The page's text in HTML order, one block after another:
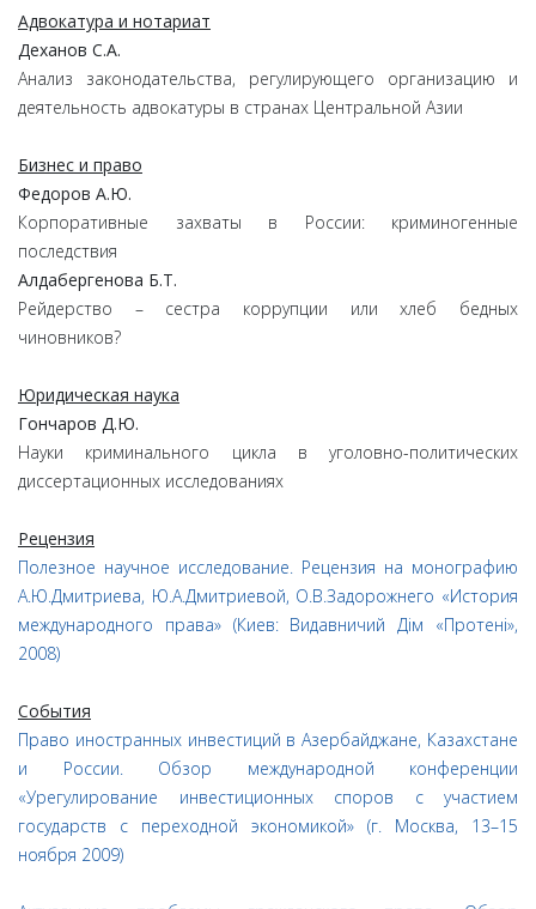
Адвокатура и нотариат
Деханов С.А.
Анализ законодательства, регулирующего организацию и
деятельность адвокатуры в странах Центральной Азии
Бизнес и право
Федоров А.Ю.
Корпоративные захваты в России: криминогенные
последствия
Алдабергенова Б.Т.
Рейдерство – сестра коррупции или хлеб бедных
чиновников?
Юридическая наука
Гончаров Д.Ю.
Науки криминального цикла в уголовно-политических
диссертационных исследованиях
Рецензия
Полезное научное исследование. Рецензия на монографию
A.Ю.Дмитриева, Ю.А.Дмитриевой, О.В.Задорожнего «История
международного права» (Киев: Видавничий Дiм «Протенi»,
2008)
События
Право иностранных инвестиций в Азербайджане, Казахстане
и России. Обзор международной конференции
«Урегулирование инвестиционных споров с участием
государств с переходной экономикой» (г. Москва, 13–15
ноября 2009)